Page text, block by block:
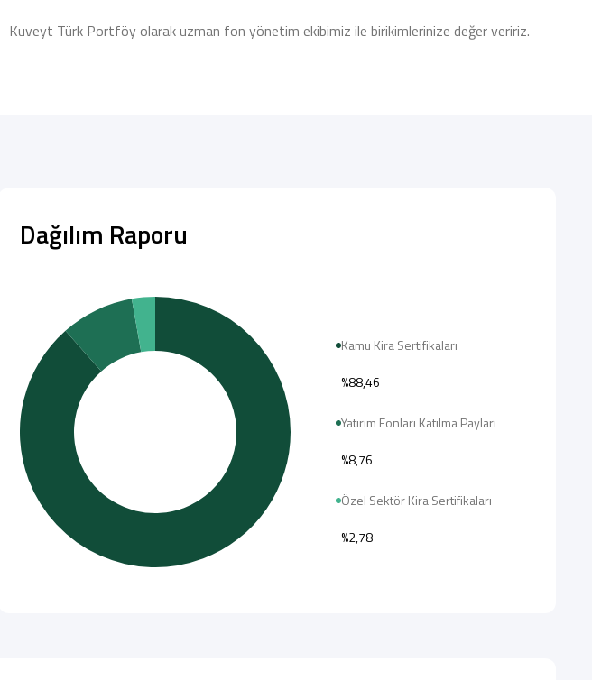
Kuveyt Türk Portföy olarak uzman fon yönetim ekibimiz ile birikimlerinize değer veririz.
Dağılım Raporu
Kamu Kira Sertifikaları
%88,46
Yatırım Fonları Katılma Payları
%8,76
Özel Sektör Kira Sertifikaları
%2,78